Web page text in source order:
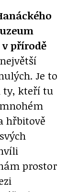
přírodě
Je to
ty, kteří tu
hřbitově
prostor